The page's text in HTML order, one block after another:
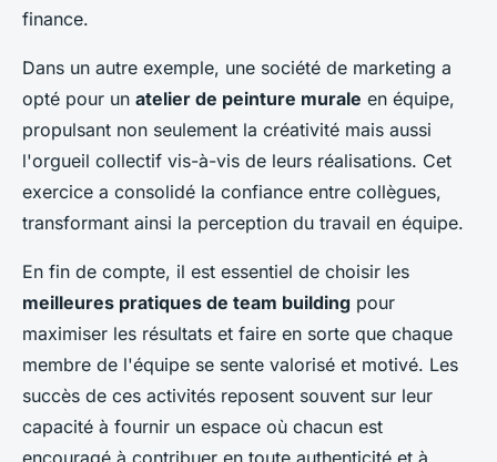
finance.
Dans un autre exemple, une société de marketing a
opté pour un atelier de peinture murale en équipe,
propulsant non seulement la créativité mais aussi
l'orgueil collectif vis-à-vis de leurs réalisations. Cet
exercice a consolidé la confiance entre collègues,
transformant ainsi la perception du travail en équipe.
En fin de compte, il est essentiel de choisir les
meilleures pratiques de team building pour
maximiser les résultats et faire en sorte que chaque
membre de l'équipe se sente valorisé et motivé. Les
succès de ces activités reposent souvent sur leur
capacité à fournir un espace où chacun est
encouragé à contribuer en toute authenticité et à